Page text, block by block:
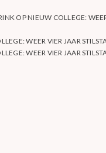
OPNIEUW COLLEGE:
WEER VIER JAAR
WEER VIER JAAR